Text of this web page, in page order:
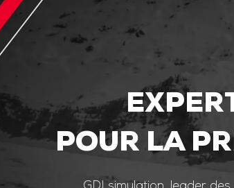
POUR LA